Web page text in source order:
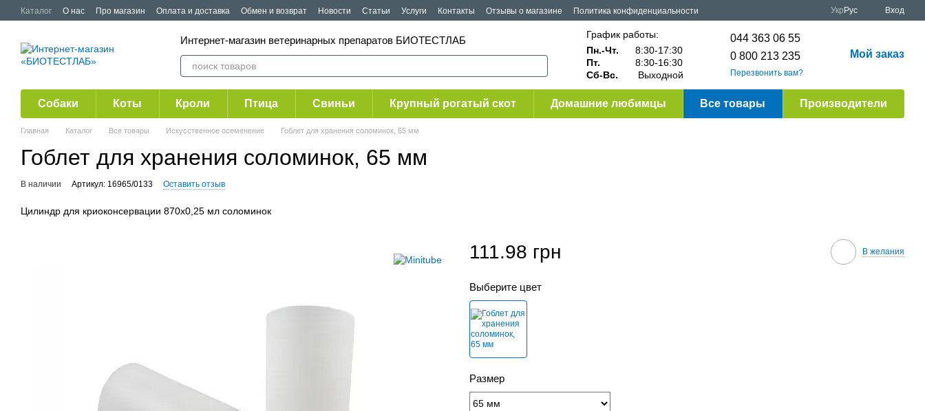
Перейти к основному контенту
Каталог О нас Про магазин Оплата и доставка Обмен и возврат Новости Статьи Услуги Контакты Отзывы о магазине
Политика конфиденциальности
Укр Рус Вход
Интернет-магазин ветеринарных препаратов БИОТЕСТЛАБ
График работы:
Пн.-Чт.
8:30-17:30
Пт.
8:30-16:30
Сб-Вс.
Выходной
044 363 06 55
0 800 213 235
Перезвонить вам?
Мой заказ
Собаки Коты Кроли Птица Свиньи Крупный рогатый скот Домашние любимцы Все товары Производители
Главная Каталог Все товары Искусственное осеменение Гоблет для хранения соломинок, 65 мм
Гоблет для хранения соломинок, 65 мм
В наличии Артикул: 16965/0133 Оставить отзыв
Цилиндр для криоконсервации 870х0,25 мл соломинок
111.98 грн В желания
Выберите цвет
Размер